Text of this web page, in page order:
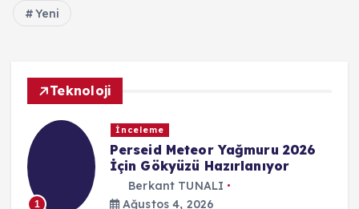
Yeni
Teknoloji
1
İnceleme
Perseid Meteor Yağmuru 2026
İçin Gökyüzü Hazırlanıyor
Berkant TUNALI
Ağustos 4, 2026